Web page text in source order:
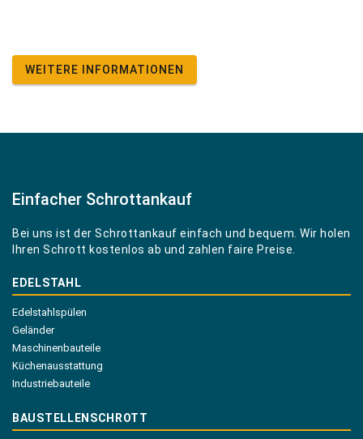
WEITERE INFORMATIONEN
Einfacher Schrottankauf
Bei uns ist der Schrottankauf einfach und bequem. Wir holen
Ihren Schrott kostenlos ab und zahlen faire Preise.
EDELSTAHL
Edelstahlspülen
Geländer
Maschinenbauteile
Küchenausstattung
Industriebauteile
BAUSTELLENSCHROTT